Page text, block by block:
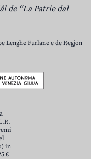
de “La Patrie dal
Lenghe Furlane e de Regjon
in
€